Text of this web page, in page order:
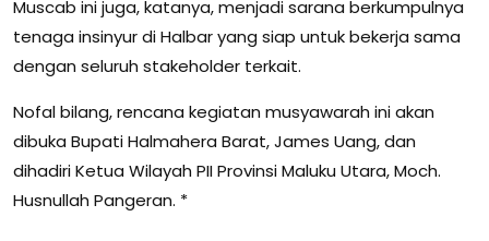
Muscab ini juga, katanya, menjadi sarana berkumpulnya
tenaga insinyur di Halbar yang siap untuk bekerja sama
dengan seluruh stakeholder terkait.
Nofal bilang, rencana kegiatan musyawarah ini akan
dibuka Bupati Halmahera Barat, James Uang, dan
dihadiri Ketua Wilayah PII Provinsi Maluku Utara, Moch.
Husnullah Pangeran. *